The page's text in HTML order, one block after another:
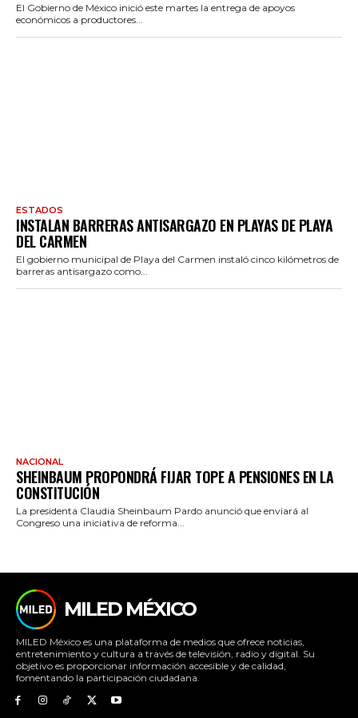
El Gobierno de México inició este martes la entrega de apoyos
económicos a productores...
ESTADOS
INSTALAN BARRERAS ANTISARGAZO EN PLAYAS DE PLAYA
DEL CARMEN
El gobierno municipal de Playa del Carmen instaló cinco kilómetros de
barreras antisargazo como...
NACIONAL
SHEINBAUM PROPONDRÁ FIJAR TOPE A PENSIONES EN LA
CONSTITUCIÓN
La presidenta Claudia Sheinbaum Pardo anunció que enviará al
Congreso una iniciativa de reforma...
MILED MÉXICO
MILED México es una plataforma de medios que ofrece noticias,
entretenimiento y cultura a través de televisión, radio y digital. Su
objetivo es proporcionar información accesible y de calidad,
fomentando la participación ciudadana.